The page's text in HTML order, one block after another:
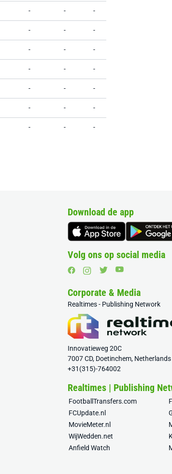
- - -
- - -
- - -
- - -
- - -
- - -
- - -
Download de app
Volg ons op social media
Corporate & Media
Realtimes - Publishing Network
Innovatieweg 20C
7007 CD, Doetinchem, Netherlands
+31(315)-764002
Realtimes | Publishing
FootballTransfers.com
FCUpdate.nl
MovieMeter.nl
WijWedden.net
Anfield Watch